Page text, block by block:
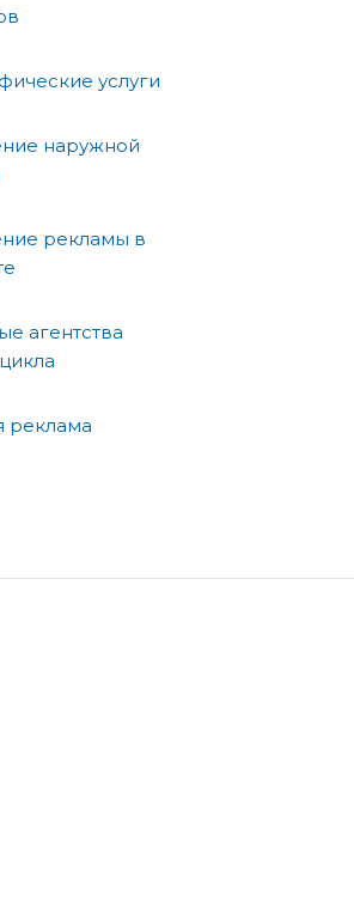
услуги
наружной
рекламы в
агентства
реклама